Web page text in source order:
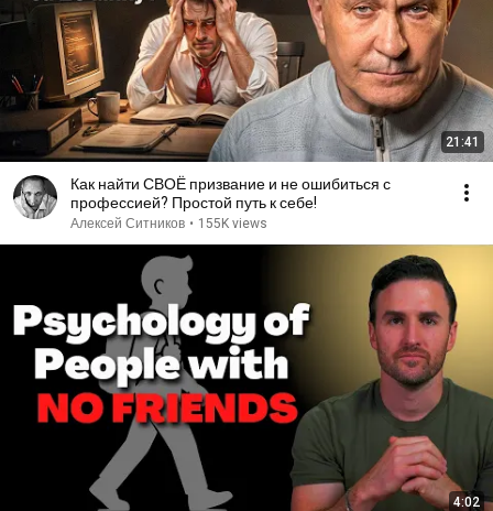
21:41
Как найти СВОЁ призвание и не ошибиться с
профессией? Простой путь к себе!
Алексей Ситников • 155K views
4:02